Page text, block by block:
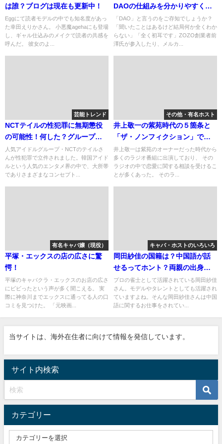
は誰？ブログは現在も更新中！
Eggにて読者モデルの中でも知名度があっ
た幸田えりかさん。 小悪魔agehaにも登場
し、ギャル仕込みのメイクで読者の共感を
呼んだ。 彼女のよ...
DAOの仕組みを分かりやすく解
説
「DAO」と言うのをご存知でしょうか？
「聞いたことはあるけど結局何か全くわか
らない」「全く初耳です」ZOZO創業者前
澤氏が参入したり、メルカ...
芸能トレンド
NCTテイルの性犯罪に無期懲役
の可能性！何した？グループの
現在は？
人気アイドルグループ・NCTのテイルさ
んが性犯罪で立件されました。韓国アイド
ルという人気のエンタメ界の中で、大所帯
でありさまざまなコンセプト...
その他・有名ホスト
井上敬一の紫苑時代の５箇条と
「ザ・ノンフィクション」での
一義との関係。
井上敬一は紫苑のオーナーだった時代から
多くのラジオ番組に出演しており、 その
ラジオの中で恋愛に関する相談を受けるこ
とが多くあった。 そのラ...
有名キャバ嬢（現役）
平塚・エックスの店の広さに驚
愕！
平塚のキャバクラ・エックスのお店の広さ
にビビったという声が多く聞こえる。 実
際に神奈川までエックスに通ってる人の口
コミを見つけた。 「元映画...
キャバ・ホストのいろいろ
岡田紗佳の国籍は？中国語が話
せるってホント？両親の出身国
など徹底調査！
プロの雀士として活躍されている岡田紗佳
さん。モデルやタレントとしても活躍され
ていますよね。そんな岡田紗佳さんは中国
語に関するお仕事をされてい...
当サイトは、海外在住者に向けて情報を発信しています。
サイト内検索
カテゴリー